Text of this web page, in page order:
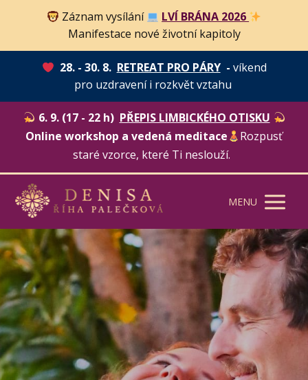
Záznam vysílání
LVÍ BRÁNA 2026
Manifestace nové životní kapitoly
28. - 30. 8. RETREAT PRO PÁRY- víkend
pro uzdravení i rozkvět vztahu
6. 9. (17 - 22 h) PŘEPIS LIMBICKÉHO OTISKU
Online workshop a vedená meditace
Rozpusť
staré vzorce, které Ti neslouží.
MENU